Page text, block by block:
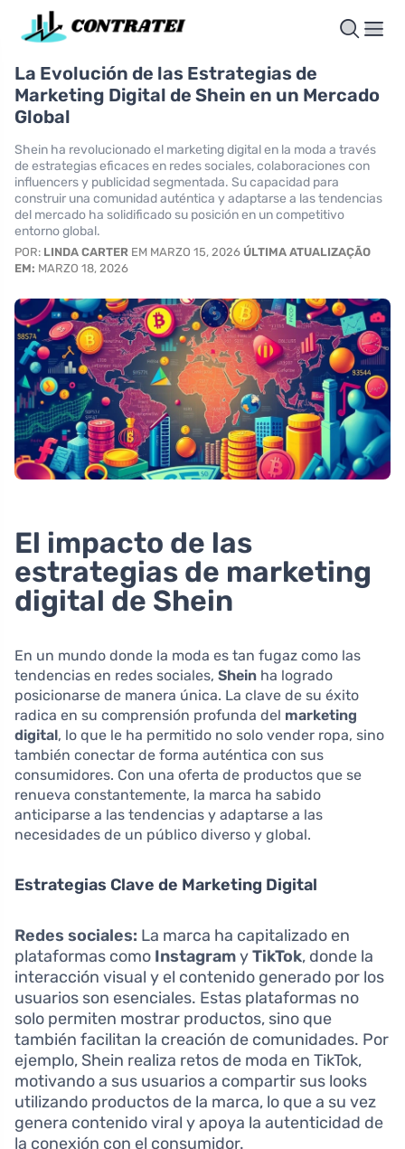
La Evolución de las Estrategias de
Marketing Digital de Shein en un Mercado
Global
Shein ha revolucionado el marketing digital en la moda a través
de estrategias eficaces en redes sociales, colaboraciones con
influencers y publicidad segmentada. Su capacidad para
construir una comunidad auténtica y adaptarse a las tendencias
del mercado ha solidificado su posición en un competitivo
entorno global.
POR: LINDA CARTER EM MARZO 15, 2026 ÚLTIMA ATUALIZAÇÃO
EM: MARZO 18, 2026
El impacto de las
estrategias de marketing
digital de Shein
En un mundo donde la moda es tan fugaz como las
tendencias en redes sociales, Shein ha logrado
posicionarse de manera única. La clave de su éxito
radica en su comprensión profunda del marketing
digital, lo que le ha permitido no solo vender ropa, sino
también conectar de forma auténtica con sus
consumidores. Con una oferta de productos que se
renueva constantemente, la marca ha sabido
anticiparse a las tendencias y adaptarse a las
necesidades de un público diverso y global.
Estrategias Clave de Marketing Digital
Redes sociales: La marca ha capitalizado en
plataformas como InstagramyTikTok, donde la
interacción visual y el contenido generado por los
usuarios son esenciales. Estas plataformas no
solo permiten mostrar productos, sino que
también facilitan la creación de comunidades. Por
ejemplo, Shein realiza retos de moda en TikTok,
motivando a sus usuarios a compartir sus looks
utilizando productos de la marca, lo que a su vez
genera contenido viral y apoya la autenticidad de
la conexión con el consumidor.